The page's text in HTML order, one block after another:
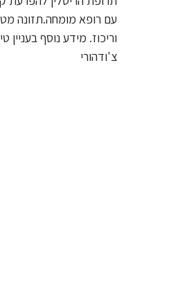
עם רופא מומחה.תזונה
וריכוז. מידע נוסף
צ'ודהורי